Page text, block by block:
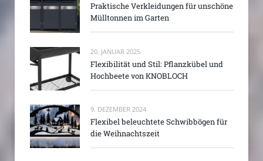
Praktische Verkleidungen für unschöne
Mülltonnen im Garten
20. JANUAR 2025
Flexibilität und Stil: Pflanzkübel und
Hochbeete von KNOBLOCH
9. DEZEMBER 2024
Flexibel beleuchtete Schwibbögen für
die Weihnachtszeit